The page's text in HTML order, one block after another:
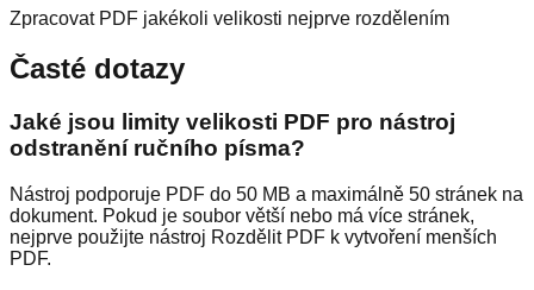
Zpracovat PDF jakékoli velikosti nejprve rozdělením
Časté dotazy
Jaké jsou limity velikosti PDF pro nástroj
odstranění ručního písma?
Nástroj podporuje PDF do 50 MB a maximálně 50 stránek na
dokument. Pokud je soubor větší nebo má více stránek,
nejprve použijte nástroj Rozdělit PDF k vytvoření menších
PDF.